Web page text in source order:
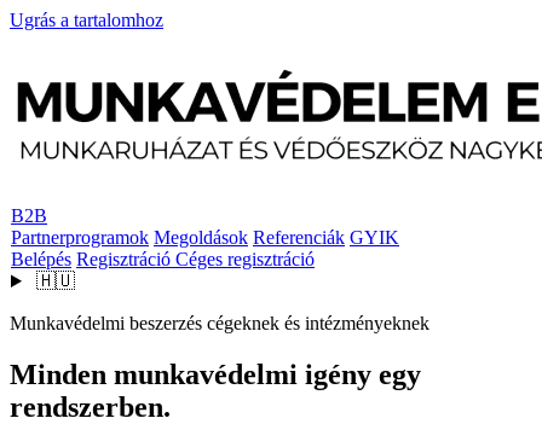
Ugrás a tartalomhoz
B2B
Partnerprogramok Megoldások Referenciák GYIK
Belépés Regisztráció Céges regisztráció
🇭🇺
Munkavédelmi beszerzés cégeknek és intézményeknek
Minden munkavédelmi igény egy
rendszerben.